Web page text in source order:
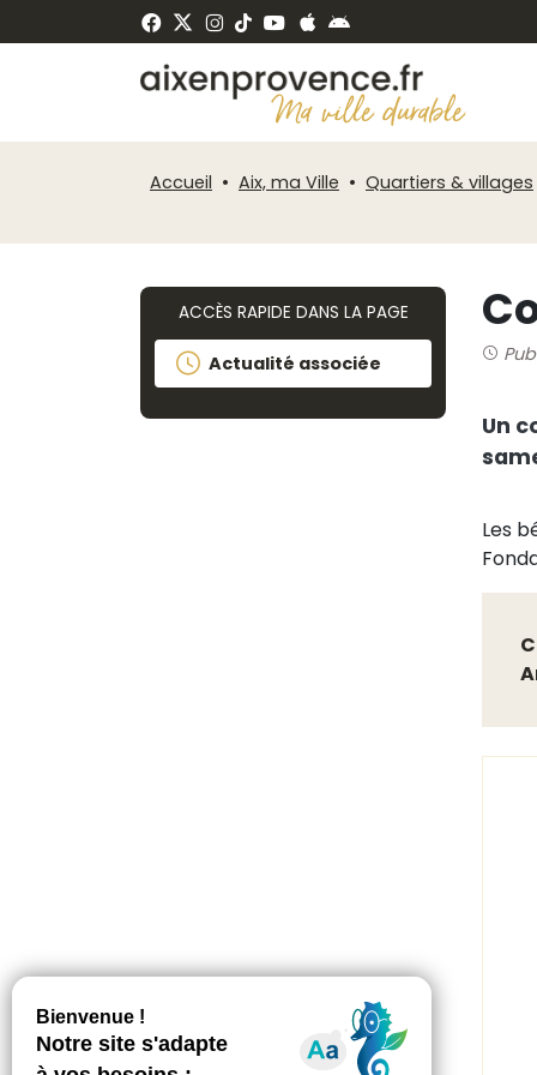
Accueil Aix, ma Ville Quartiers & villages
ACCÈS RAPIDE DANS LA PAGE
Actualité associée
Un
Les
de
Panneau de gestion des cookies